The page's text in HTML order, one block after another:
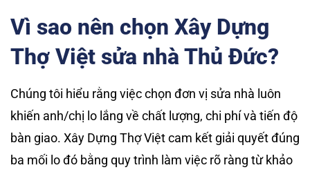
Vì sao nên chọn Xây Dựng
Thợ Việt sửa nhà Thủ Đức?
Chúng tôi hiểu rằng việc chọn đơn vị sửa nhà luôn
khiến anh/chị lo lắng về chất lượng, chi phí và tiến độ
bàn giao. Xây Dựng Thợ Việt cam kết giải quyết đúng
ba mối lo đó bằng quy trình làm việc rõ ràng từ khảo